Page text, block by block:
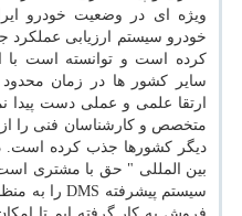
ویژه ای در وضعیت خودرو
خودرو سیستم ارزیابی عملکرد
کرده است و توانسته است با
سایر کشور ها در زمان
ارتقا علمی و عملی دست پیدا
متخصص و کارشناسان فنی را از
دیگر کشورها جذب کرده است.
بین المللی " حق با مشتری
سیستم پیشرفته DMS را به